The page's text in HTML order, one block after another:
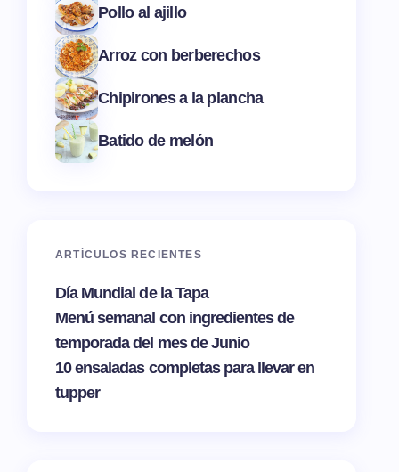
Pollo al ajillo
Arroz con berberechos
Chipirones a la plancha
Batido de melón
ARTÍCULOS RECIENTES
Día Mundial de la Tapa
Menú semanal con ingredientes de
temporada del mes de Junio
10 ensaladas completas para llevar en
tupper